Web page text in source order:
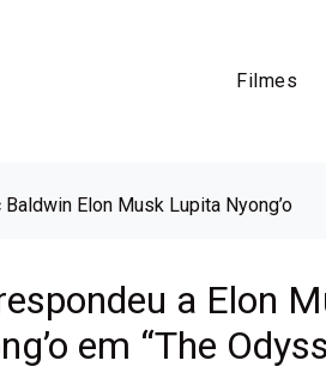
Filmes
Elon Musk Lupita Nyong’o
a Elon
em “The